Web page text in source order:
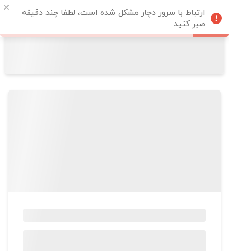
ارتباط با سرور دچار مشکل شده است، لطفا چند دقیقه
صبر کنید